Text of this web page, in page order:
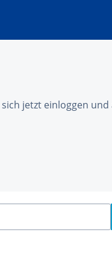
jetzt einloggen